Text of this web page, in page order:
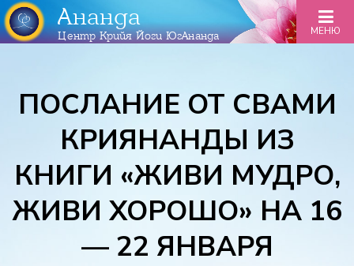
Ананда
Центр Крийя Йоги ЮгАнанда МЕНЮ
ПОСЛАНИЕ ОТ СВАМИ
КРИЯНАНДЫ ИЗ
КНИГИ «ЖИВИ МУДРО,
ЖИВИ ХОРОШО» НА 16
— 22 ЯНВАРЯ